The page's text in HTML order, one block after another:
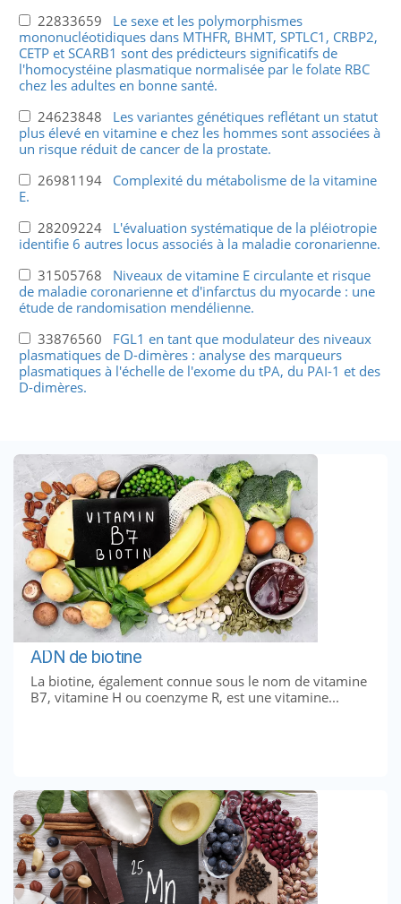
22833659 Le sexe et les polymorphismes
mononucléotidiques dans MTHFR, BHMT, SPTLC1, CRBP2,
CETP et SCARB1 sont des prédicteurs significatifs de
l'homocystéine plasmatique normalisée par le folate RBC
chez les adultes en bonne santé.
24623848 Les variantes génétiques reflétant un statut
plus élevé en vitamine e chez les hommes sont associées à
un risque réduit de cancer de la prostate.
26981194 Complexité du métabolisme de la vitamine
E.
28209224 L'évaluation systématique de la pléiotropie
identifie 6 autres locus associés à la maladie coronarienne.
31505768 Niveaux de vitamine E circulante et risque
de maladie coronarienne et d'infarctus du myocarde : une
étude de randomisation mendélienne.
33876560 FGL1 en tant que modulateur des niveaux
plasmatiques de D-dimères : analyse des marqueurs
plasmatiques à l'échelle de l'exome du tPA, du PAI-1 et des
D-dimères.
ADN de biotine
La biotine, également connue sous le nom de vitamine
B7, vitamine H ou coenzyme R, est une vitamine...